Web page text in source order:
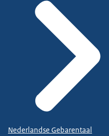
Nederlandse Gebarentaal